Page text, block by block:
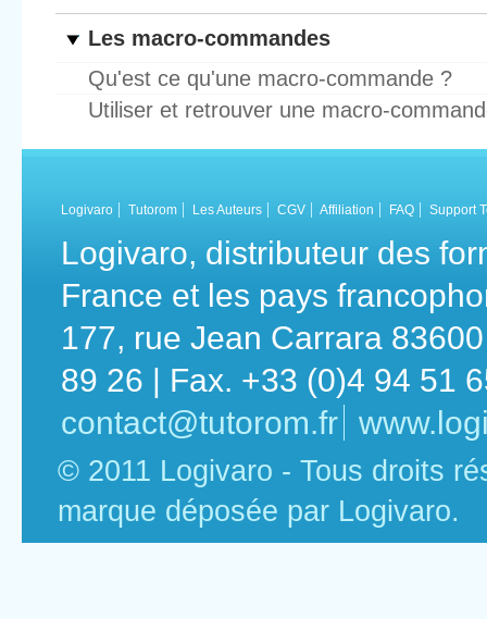
Les macro-commandes
Qu'est ce qu'une macro-commande ?
Utiliser et retrouver une macro-
Logivaro Tutorom Les Auteurs CGV Affiliation FAQ Support
Logivaro, distributeur des
France et les pays
177, rue Jean Carrara
89 26 | Fax. +33 (0)4 94 51
contact@tutorom.fr
© 2011 Logivaro - Tous droits
marque déposée par Logivaro.